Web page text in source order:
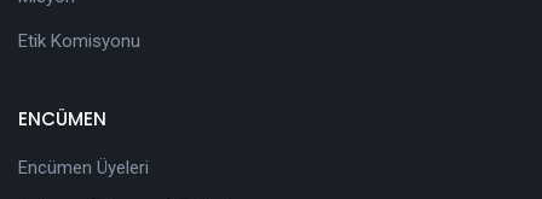
Etik Komisyonu
ENCÜMEN
Encümen Üyeleri